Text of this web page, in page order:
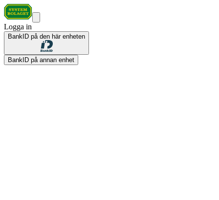
Logga in
BankID på den här enheten
BankID på annan enhet